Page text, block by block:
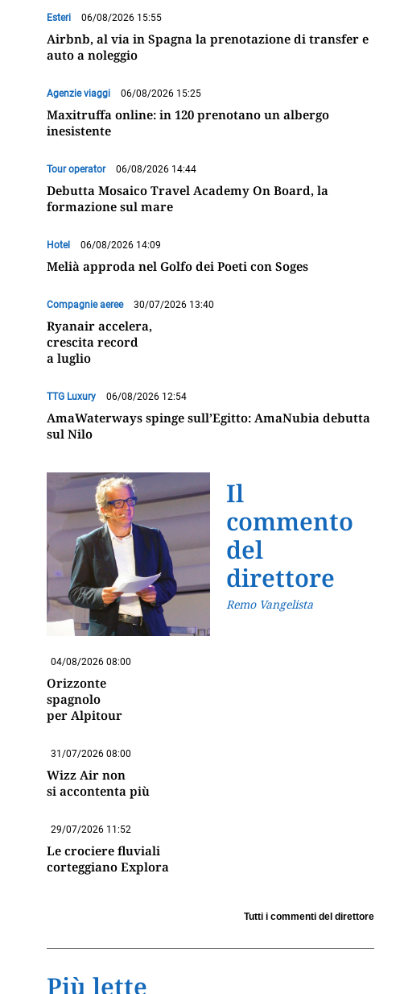
Esteri 06/08/2026 15:55
Airbnb, al via in Spagna la prenotazione di transfer e
auto a noleggio
Agenzie viaggi 06/08/2026 15:25
Maxitruffa online: in 120 prenotano un albergo
inesistente
Tour operator 06/08/2026 14:44
Debutta Mosaico Travel Academy On Board, la
formazione sul mare
Hotel 06/08/2026 14:09
Melià approda nel Golfo dei Poeti con Soges
Compagnie aeree 30/07/2026 13:40
Ryanair accelera,
crescita record
a luglio
TTG Luxury 06/08/2026 12:54
AmaWaterways spinge sull’Egitto: AmaNubia debutta
sul Nilo
Il
commento
del
direttore
Remo Vangelista
04/08/2026 08:00
Orizzonte
spagnolo
per Alpitour
31/07/2026 08:00
Wizz Air non
si accontenta più
29/07/2026 11:52
Le crociere fluviali
corteggiano Explora
Tutti i commenti del direttore
Più lette